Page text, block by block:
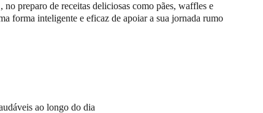
preparo de receitas deliciosas como pães, waffles e
forma inteligente e eficaz de apoiar a sua jornada rumo
ao longo do dia